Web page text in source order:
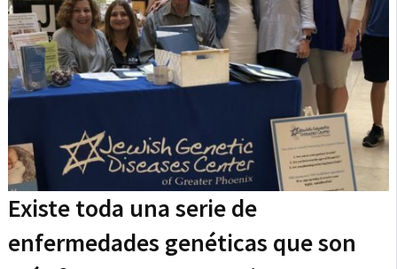
Existe toda una serie de
enfermedades genéticas que son